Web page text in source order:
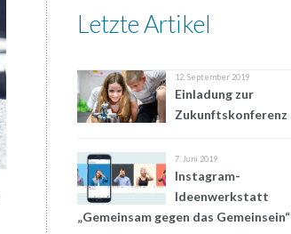
Letzte Artikel
12. September 2019
Einladung zur
Zukunftskonferenz
7. Juni 2019
Instagram-
Ideenwerkstatt
„Gemeinsam gegen das Gemeinsein“